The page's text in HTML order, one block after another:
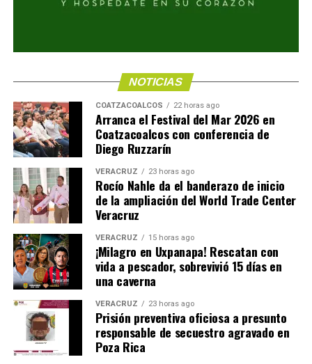
NOTICIAS
COATZACOALCOS 22 horas ago
Arranca el Festival del Mar 2026 en
Coatzacoalcos con conferencia de
Diego Ruzzarín
VERACRUZ 23 horas ago
Rocío Nahle da el banderazo de inicio
de la ampliación del World Trade Center
Veracruz
VERACRUZ 15 horas ago
¡Milagro en Uxpanapa! Rescatan con
vida a pescador, sobrevivió 15 días en
una caverna
VERACRUZ 23 horas ago
Prisión preventiva oficiosa a presunto
responsable de secuestro agravado en
Poza Rica